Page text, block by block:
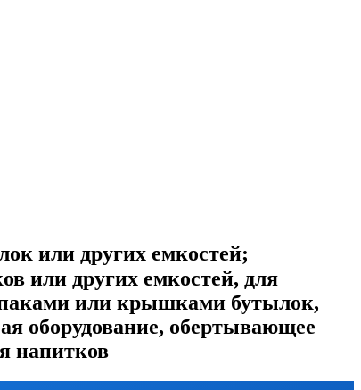
или других емкостей;
или других емкостей, для
или крышками бутылок,
оборудование, обертывающее
напитков